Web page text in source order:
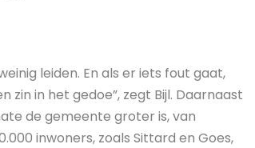
leiden. En als er iets fout gaat,
in het gedoe”, zegt Bijl. Daarnaast
de gemeente groter is, van
inwoners, zoals Sittard en Goes,